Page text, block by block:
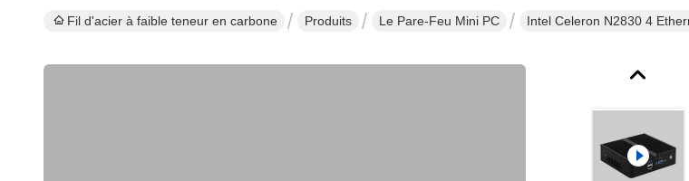
Fil d'acier à faible teneur en carbone Produits Le Pare-Feu Mini PC Intel Celeron N2830 4